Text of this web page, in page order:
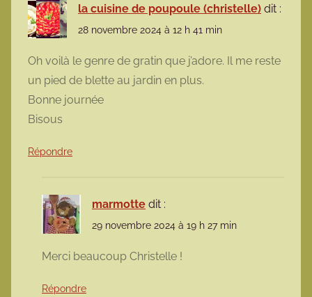
la cuisine de poupoule (christelle) dit :
28 novembre 2024 à 12 h 41 min
Oh voilà le genre de gratin que j’adore. Il me reste
un pied de blette au jardin en plus.
Bonne journée
Bisous
Répondre
marmotte dit :
29 novembre 2024 à 19 h 27 min
Merci beaucoup Christelle !
Répondre